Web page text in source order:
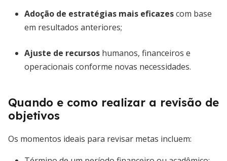
Adoção de estratégias mais eficazescom base
em resultados anteriores;
Ajuste de recursos humanos, financeiros e
operacionais conforme novas necessidades.
Quando e como realizar a revisão de
objetivos
Os momentos ideais para revisar metas incluem: